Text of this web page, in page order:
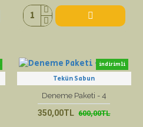
indirimli
Tekün Sabun
Deneme Paketi - 4
350,00TL 600,00TL